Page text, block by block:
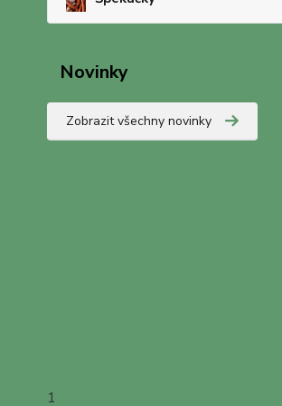
Novinky
Zobrazit všechny novinky
1